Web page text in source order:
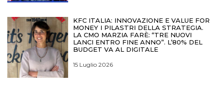
KFC ITALIA: INNOVAZIONE E VALUE FOR
MONEY I PILASTRI DELLA STRATEGIA.
LA CMO MARZIA FARÈ: “TRE NUOVI
LANCI ENTRO FINE ANNO”. L’80% DEL
BUDGET VA AL DIGITALE
15 Luglio 2026